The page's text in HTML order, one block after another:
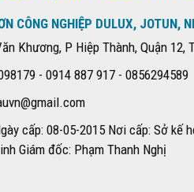
CÔNG NGHIỆP DULUX, JOTUN,
Khương, P Hiệp Thành, Quận 12,
- 0914 887 917 - 0856294589
cấp: 08-05-2015 Nơi cấp: Sở kế
Giám đốc: Phạm Thanh Nghị